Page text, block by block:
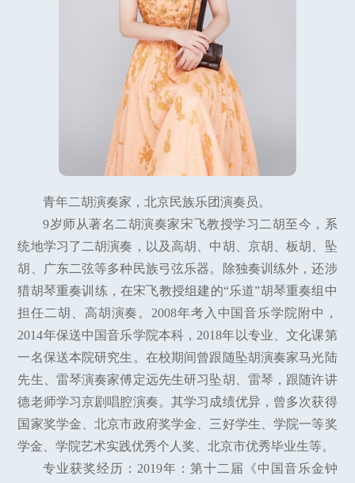
青年二胡演奏家，北京民族乐团演奏员。
9岁师从著名二胡演奏家宋飞教授学习二胡至今，系
统地学习了二胡演奏，以及高胡、中胡、京胡、板胡、坠
胡、广东二弦等多种民族弓弦乐器。除独奏训练外，还涉
猎胡琴重奏训练，在宋飞教授组建的“乐道”胡琴重奏组中
担任二胡、高胡演奏。2008年考入中国音乐学院附中，
2014年保送中国音乐学院本科，2018年以专业、文化课第
一名保送本院研究生。在校期间曾跟随坠胡演奏家马光陆
先生、雷琴演奏家傅定远先生研习坠胡、雷琴，跟随许讲
德老师学习京剧唱腔演奏。其学习成绩优异，曾多次获得
国家奖学金、北京市政府奖学金、三好学生、学院一等奖
学金、学院艺术实践优秀个人奖、北京市优秀毕业生等。
专业获奖经历：2019年：第十二届《中国音乐金钟